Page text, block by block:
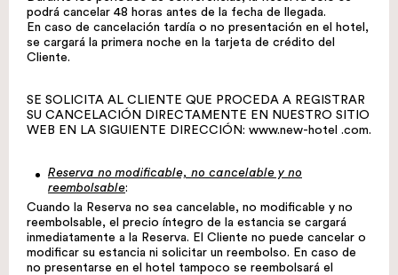
podrá cancelar 48 horas antes de la fecha de llegada.
En caso de cancelación tardía o no presentación en el hotel,
se cargará la primera noche en la tarjeta de crédito del
Cliente.
SE SOLICITA AL CLIENTE QUE PROCEDA A REGISTRAR
SU CANCELACIÓN DIRECTAMENTE EN NUESTRO SITIO
WEB EN LA SIGUIENTE DIRECCIÓN: www.new-hotel .com.
Reserva no modificable, no cancelable y no
reembolsable:
Cuando la Reserva no sea cancelable, no modificable y no
reembolsable, el precio íntegro de la estancia se cargará
inmediatamente a la Reserva. El Cliente no puede cancelar o
modificar su estancia ni solicitar un reembolso. En caso de
no presentarse en el hotel tampoco se reembolsará el